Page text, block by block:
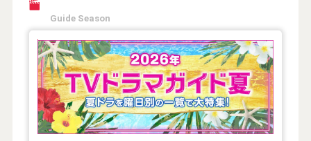
Guide Season
【2026年夏】TVドラマガイド